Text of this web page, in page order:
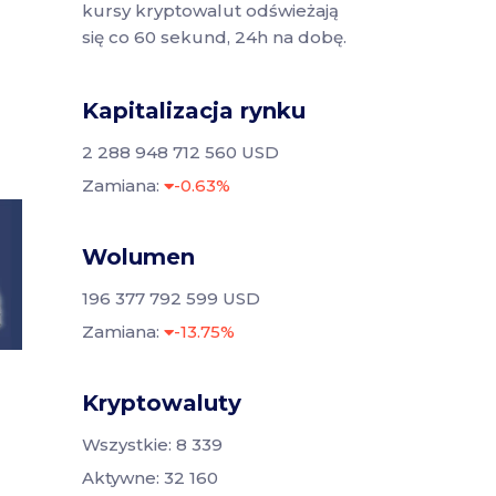
kursy kryptowalut odświeżają
się co 60 sekund, 24h na dobę.
Kapitalizacja rynku
2 288 948 712 560 USD
Zamiana:
-0.63%
Wolumen
196 377 792 599 USD
Zamiana:
-13.75%
Kryptowaluty
Wszystkie: 8 339
Aktywne: 32 160